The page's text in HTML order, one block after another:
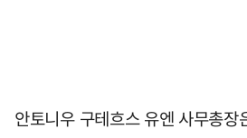
안토니우 구테흐스 유엔 사무총장